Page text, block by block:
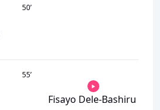
50’
55’
Fisayo Dele-Bashiru